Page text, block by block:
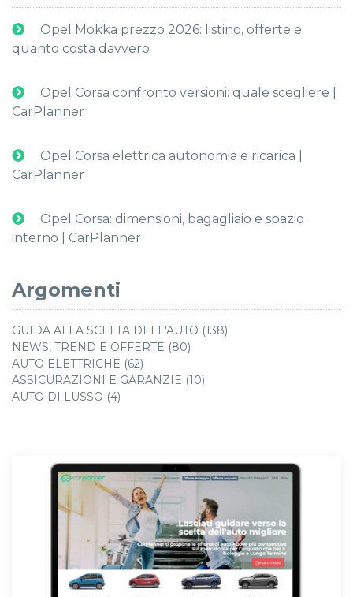
Opel Mokka prezzo 2026: listino, offerte e
quanto costa davvero
Opel Corsa confronto versioni: quale scegliere |
CarPlanner
Opel Corsa elettrica autonomia e ricarica |
CarPlanner
Opel Corsa: dimensioni, bagagliaio e spazio
interno | CarPlanner
Argomenti
GUIDA ALLA SCELTA DELL'AUTO (138)
NEWS, TREND E OFFERTE (80)
AUTO ELETTRICHE (62)
ASSICURAZIONI E GARANZIE (10)
AUTO DI LUSSO (4)